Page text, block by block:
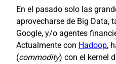
En el pasado solo las
aprovecharse de Big Data,
Google, y/o agentes
Actualmente con Hadoop,
(commodity) con el kernel